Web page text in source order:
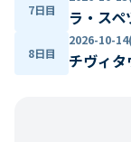
7日目 ラ・ス
8日目
2026-10-
チヴィ